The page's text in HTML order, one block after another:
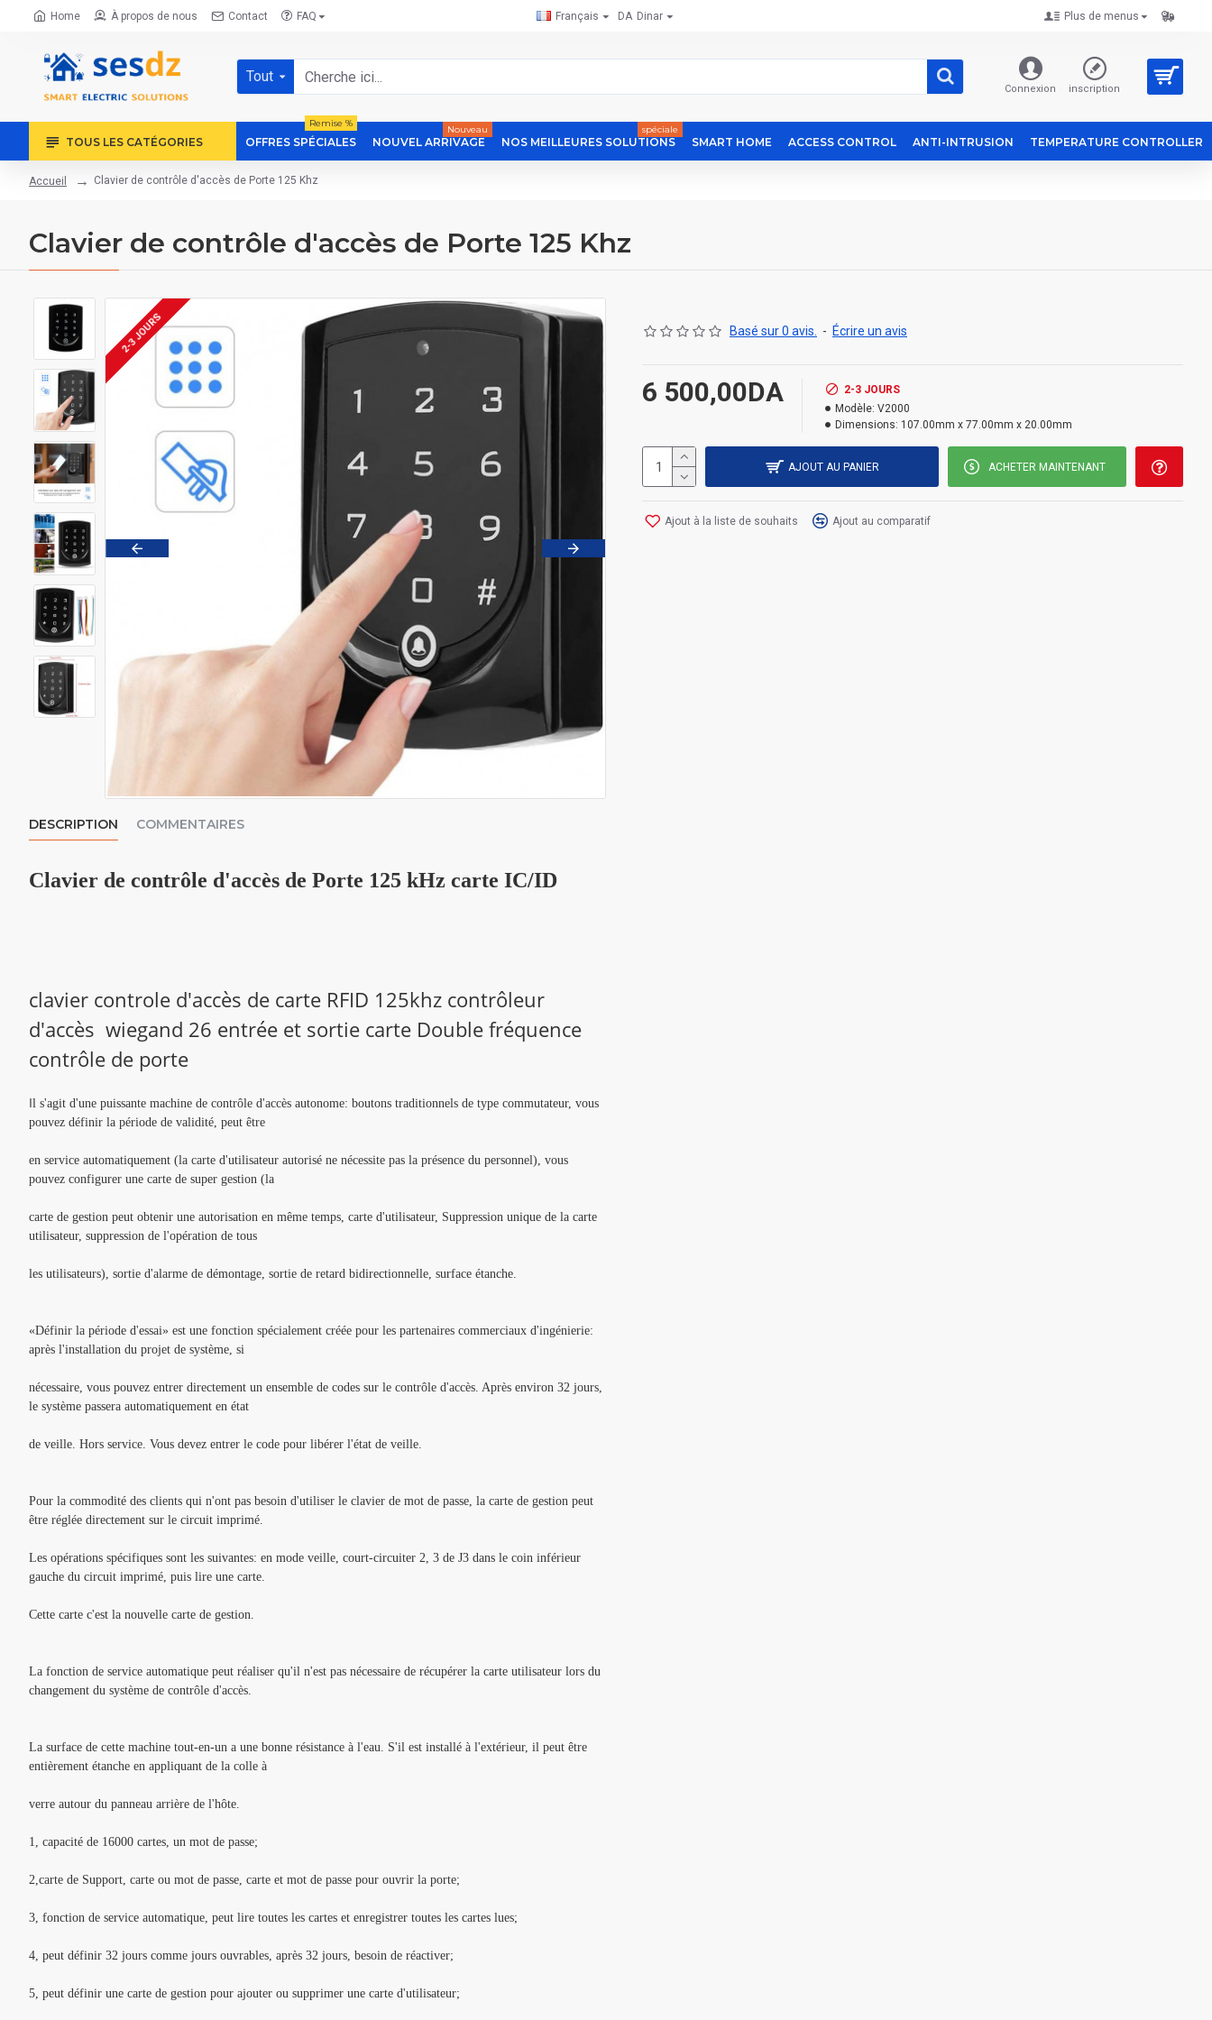
Home À propos de nous Contact FAQ Français DA Dinar Plus de menus
Tout
Connexion inscription
TOUS LES CATÉGORIES OFFRES SPÉCIALES
Remise %
NOUVEL ARRIVAGE
Nouveau
NOS MEILLEURES SOLUTIONS
spéciale
SMART HOME ACCESS CONTROL ANTI-INTRUSION TEMPERATURE CONTROLLER
Accueil Clavier de contrôle d'accès de Porte 125 Khz
Clavier de contrôle d'accès de Porte 125 Khz
2-3 JOURS
DESCRIPTION COMMENTAIRES
Clavier de contrôle d'accès de Porte 125 kHz carte IC/ID
clavier controle d'accès de carte RFID 125khz contrôleur
d'accès wiegand 26 entrée et sortie carte Double fréquence
contrôle de porte
Il s'agit d'une puissante machine de contrôle d'accès autonome: boutons traditionnels de type commutateur, vous
pouvez définir la période de validité, peut être
en service automatiquement (la carte d'utilisateur autorisé ne nécessite pas la présence du personnel), vous
pouvez configurer une carte de super gestion (la
carte de gestion peut obtenir une autorisation en même temps, carte d'utilisateur, Suppression unique de la carte
utilisateur, suppression de l'opération de tous
les utilisateurs), sortie d'alarme de démontage, sortie de retard bidirectionnelle, surface étanche.
«Définir la période d'essai» est une fonction spécialement créée pour les partenaires commerciaux d'ingénierie:
après l'installation du projet de système, si
nécessaire, vous pouvez entrer directement un ensemble de codes sur le contrôle d'accès. Après environ 32 jours,
le système passera automatiquement en état
de veille. Hors service. Vous devez entrer le code pour libérer l'état de veille.
Pour la commodité des clients qui n'ont pas besoin d'utiliser le clavier de mot de passe, la carte de gestion peut
être réglée directement sur le circuit imprimé.
Les opérations spécifiques sont les suivantes: en mode veille, court-circuiter 2, 3 de J3 dans le coin inférieur
gauche du circuit imprimé, puis lire une carte.
Cette carte c'est la nouvelle carte de gestion.
La fonction de service automatique peut réaliser qu'il n'est pas nécessaire de récupérer la carte utilisateur lors du
changement du système de contrôle d'accès.
La surface de cette machine tout-en-un a une bonne résistance à l'eau. S'il est installé à l'extérieur, il peut être
entièrement étanche en appliquant de la colle à
verre autour du panneau arrière de l'hôte.
1, capacité de 16000 cartes, un mot de passe;
2,carte de Support, carte ou mot de passe, carte et mot de passe pour ouvrir la porte;
3, fonction de service automatique, peut lire toutes les cartes et enregistrer toutes les cartes lues;
4, peut définir 32 jours comme jours ouvrables, après 32 jours, besoin de réactiver;
5, peut définir une carte de gestion pour ajouter ou supprimer une carte d'utilisateur;
Basé sur 0 avis. - Écrire un avis
6 500,00DA
2-3 JOURS
Modèle: V2000
Dimensions: 107.00mm x 77.00mm x 20.00mm
AJOUT AU PANIER ACHETER MAINTENANT
Ajout à la liste de souhaits Ajout au comparatif